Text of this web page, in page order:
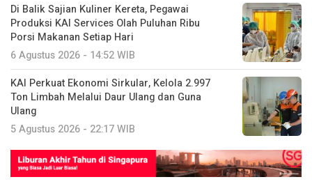
Di Balik Sajian Kuliner Kereta, Pegawai
Produksi KAI Services Olah Puluhan Ribu
Porsi Makanan Setiap Hari
6 Agustus 2026 - 14:52 WIB
KAI Perkuat Ekonomi Sirkular, Kelola 2.997
Ton Limbah Melalui Daur Ulang dan Guna
Ulang
5 Agustus 2026 - 22:17 WIB